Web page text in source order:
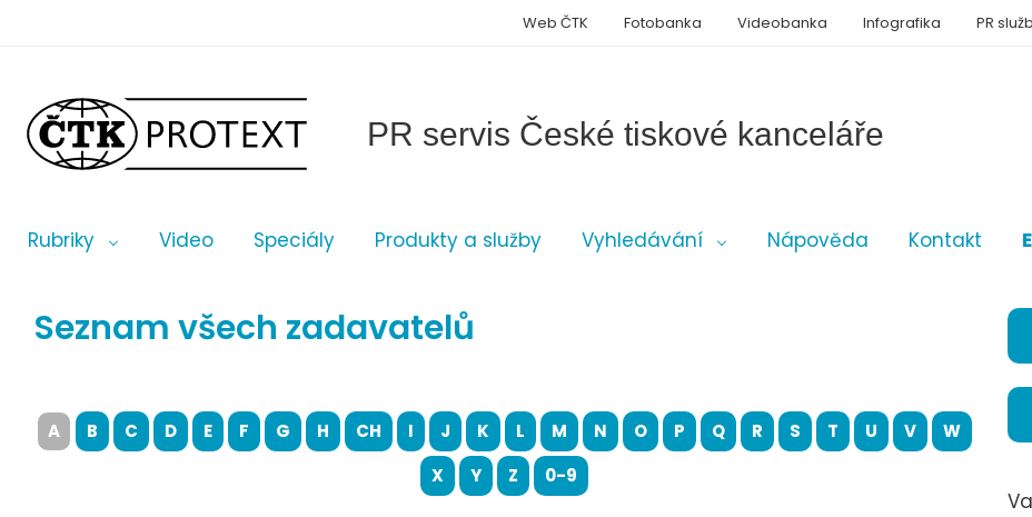
PR servis České tiskové kanceláře
Rubriky Video Speciály Produkty a služby Vyhledávání Nápověda Kontakt
Web ČTK Fotobanka Videobanka Infografika PR
Seznam všech zadavatelů
A B C D E F G H CH I J K L M N O P Q R S T U V
W
X
Y Z 0-9